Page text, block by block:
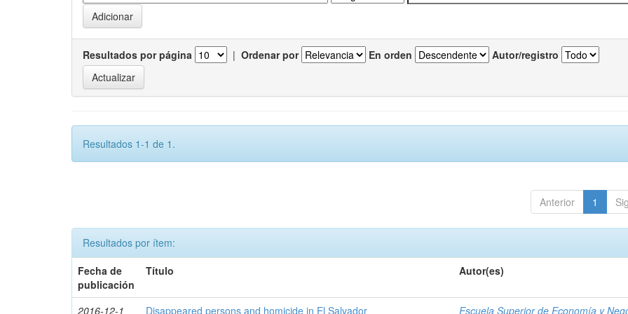
Resultados por página | Ordenar por En orden Autor/registro
Resultados 1-1 de 1.
Anterior 1
Resultados por ítem:
Fecha de
publicación
Título Autor(es)
2016-12-1 Disappeared persons and homicide in El Salvador Escuela Superior de Economía y